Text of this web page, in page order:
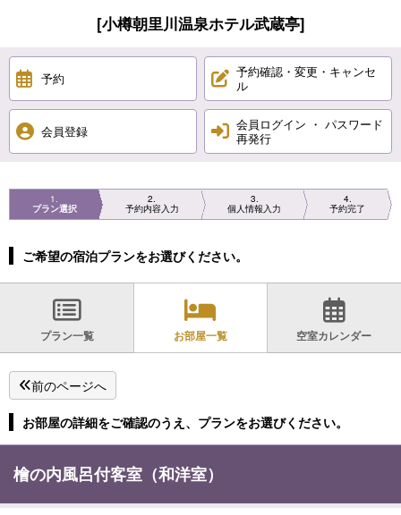
[小樽朝里川温泉ホテル武蔵亭]
予約
予約確認・変更・キャンセ
ル
会員登録
会員ログイン ・ パスワード
再発行
1
プラン選択
2
予約内容入力
3
個人情報入力
4
予約完了
ご希望の宿泊プランをお選びください。
プラン一覧 お部屋一覧 空室カレンダー
前のページへ
お部屋の詳細をご確認のうえ、プランをお選びください。
檜の内風呂付客室（和洋室）